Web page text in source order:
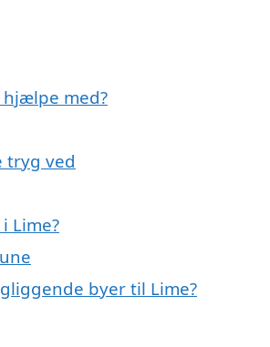
hjælpe med?
tryg ved
Lime?
byer til Lime?